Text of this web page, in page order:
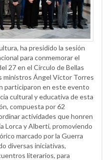
ha presidido la sesión
para conmemorar el
27 en el Círculo de Bellas
ministros Ángel Víctor Torres
participaron en este evento
cultural y educativa de esta
compuesta por 62
actividades que honren
Lorca y Alberti, promoviendo
marcado por la Guerra
diversas iniciativas,
literarios, para